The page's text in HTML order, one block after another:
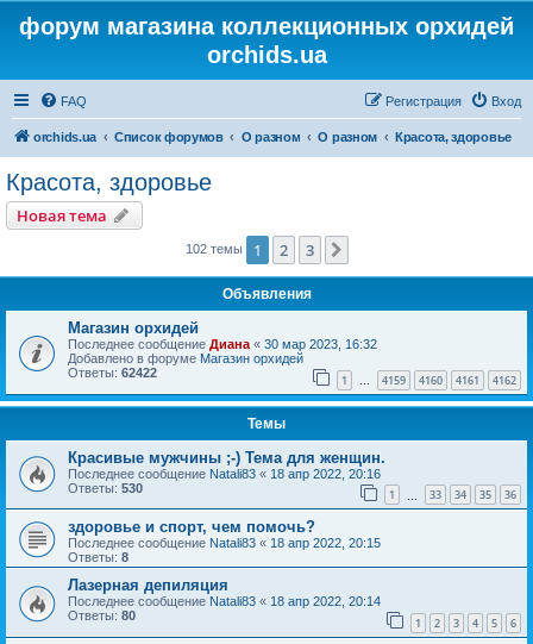
форум магазина коллекционных орхидей
orchids.ua
FAQ Вход
Регистрация
orchids.ua Список форумов О разном О разном Красота, здоровье
Красота, здоровье
Новая тема
102 темы 1 2 3
Объявления
Магазин орхидей
Последнее сообщение Диана « 30 мар 2023, 16:32
Добавлено в форуме Магазин орхидей
Ответы: 62422 1 … 4159 4160 4161 4162
Темы
Красивые мужчины ;-) Тема для женщин.
Последнее сообщение Natali83 « 18 апр 2022, 20:16
Ответы: 530 1 33 34 35 36
здоровье и спорт, чем помочь?
Последнее сообщение Natali83 « 18 апр 2022, 20:15
Ответы: 8
Лазерная депиляция
Последнее сообщение Natali83 « 18 апр 2022, 20:14
Ответы: 80 1 2 3 4 5 6